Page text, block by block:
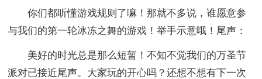
你们都听懂游戏规则了嘛！那就不多说，谁愿意参
与我们的第一轮冰冻之舞的游戏！举手示意哦！尾声：
美好的时光总是那么短暂！不知不觉我们的万圣节
派对已接近尾声。大家玩的开心吗？还想不想有下一次